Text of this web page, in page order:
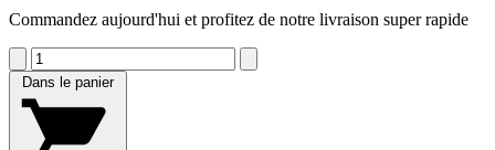
Commandez aujourd'hui et profitez de notre livraison super rapide
Dans le panier